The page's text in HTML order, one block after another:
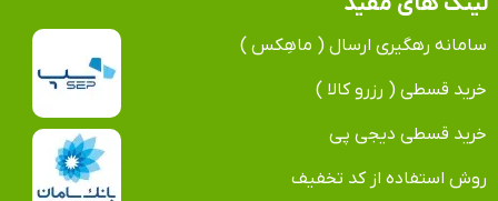
سامانه رهگیری ارسال ( ماهِکس )
خرید قسطی ( رزرو کالا )
خرید قسطی دیجی پی
روش استفاده از کد تخفیف